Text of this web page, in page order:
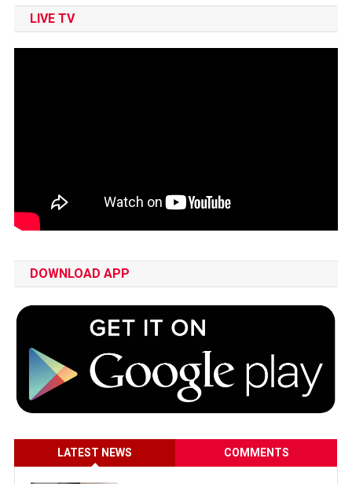
LIVE TV
DOWNLOAD APP
LATEST NEWS COMMENTS